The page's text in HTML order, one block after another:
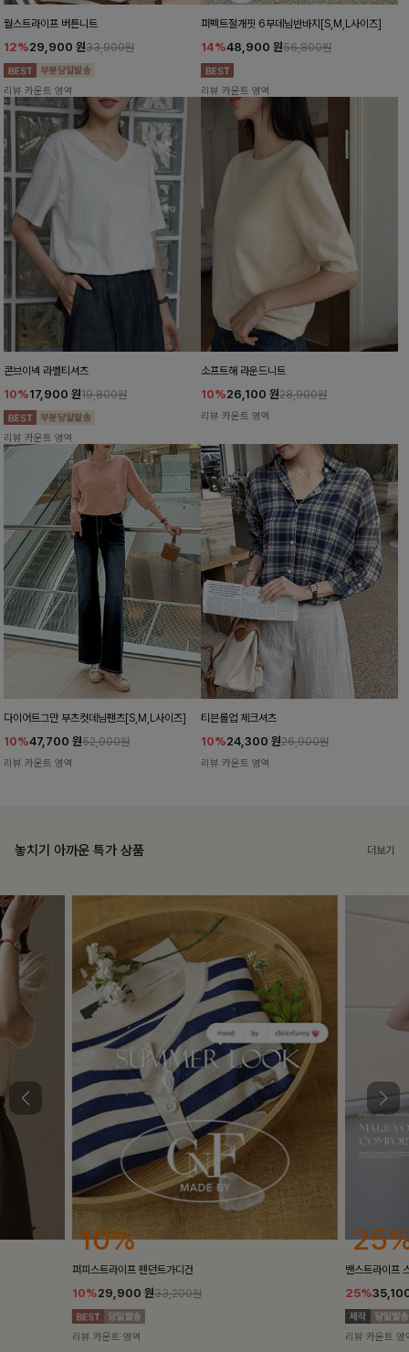
월스트라이프 버튼니트
12%29,900 원33,900원
리뷰 카운트 영역
퍼펙트절개핏 6부데님반바지[S,M,L사이즈]
14%48,900 원56,800원
리뷰 카운트 영역
콘브이넥 라벨티셔츠
10%17,900 원19,800원
리뷰 카운트 영역
소프트해 라운드니트
10%26,100 원28,900원
리뷰 카운트 영역
다이어트그만 부츠컷데님팬츠[S,M,L사이즈]
10%47,700 원52,900원
리뷰 카운트 영역
티븐롤업 체크셔츠
10%24,300 원26,900원
리뷰 카운트 영역
놓치기 아까운 특가 상품 더보기
25%
밴스트라이프 스트링원피스
25%35,100 원46,800원
리뷰 카운트 영역
10%
[5천장돌파/
10%
리뷰 카운트 영